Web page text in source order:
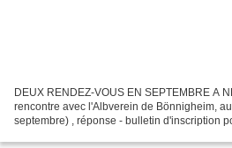
DEUX RENDEZ-VOUS EN SEPTEMBRE A
rencontre avec l'Albverein de Bönnigheim,
septembre) , réponse - bulletin d'inscription